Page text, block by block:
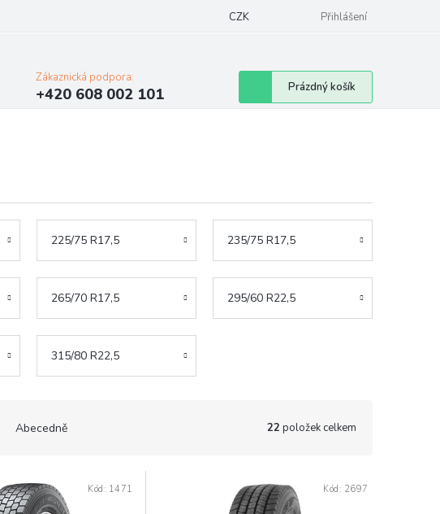
Mapa serveru Moje objednávka
CZK Přihlášení
Zákaznická podpora:
+420 608 002 101
Nákupní
košík
Prázdný košík
225/75 R17,5 235/75 R17,5
265/70 R17,5 295/60 R22,5
315/80 R22,5
Abecedně 22 položek celkem
Kód: 1471 Kód: 2697